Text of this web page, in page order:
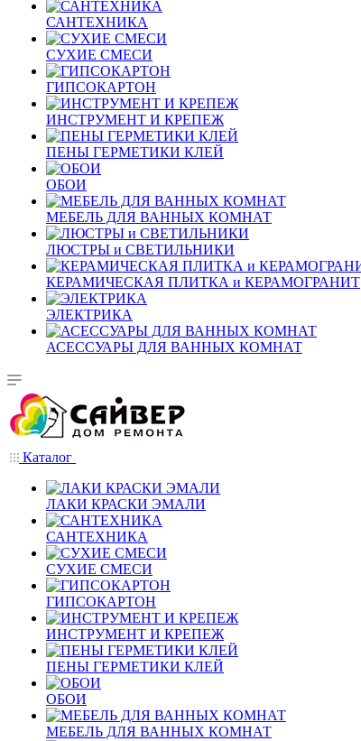
САНТЕХНИКА
СУХИЕ СМЕСИ
ГИПСОКАРТОН
ИНСТРУМЕНТ И КРЕПЕЖ
ПЕНЫ ГЕРМЕТИКИ КЛЕЙ
ОБОИ
МЕБЕЛЬ ДЛЯ ВАННЫХ КОМНАТ
ЛЮСТРЫ и СВЕТИЛЬНИКИ
КЕРАМИЧЕСКАЯ ПЛИТКА и КЕРАМОГРАНИТ
ЭЛЕКТРИКА
АСЕССУАРЫ ДЛЯ ВАННЫХ КОМНАТ
Каталог
ЛАКИ КРАСКИ ЭМАЛИ
САНТЕХНИКА
СУХИЕ СМЕСИ
ГИПСОКАРТОН
ИНСТРУМЕНТ И КРЕПЕЖ
ПЕНЫ ГЕРМЕТИКИ КЛЕЙ
ОБОИ
МЕБЕЛЬ ДЛЯ ВАННЫХ КОМНАТ